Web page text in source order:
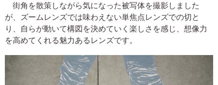
街角を散策しながら気になった被写体を撮影しました
が、ズームレンズでは味わえない単焦点レンズでの切と
り、自らが動いて構図を決めていく楽しさを感じ、想像力
を高めてくれる魅力あるレンズです。